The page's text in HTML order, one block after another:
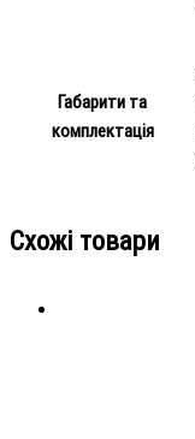
Габарити та
комплектація
Схожі товари